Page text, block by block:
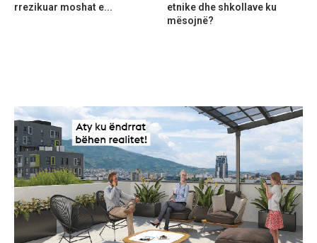
rrezikuar moshat e...
etnike dhe shkollave ku
mësojnë?